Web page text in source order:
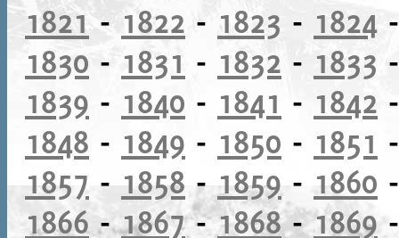
1821- 1822 - 1823 - 1824
1830 - 1831 - 1832 - 1833
1839 - 1840 - 1841 - 1842
1848 - 1849 - 1850 - 1851
1857 - 1858 - 1859 - 1860
1866-1867-1868-1869